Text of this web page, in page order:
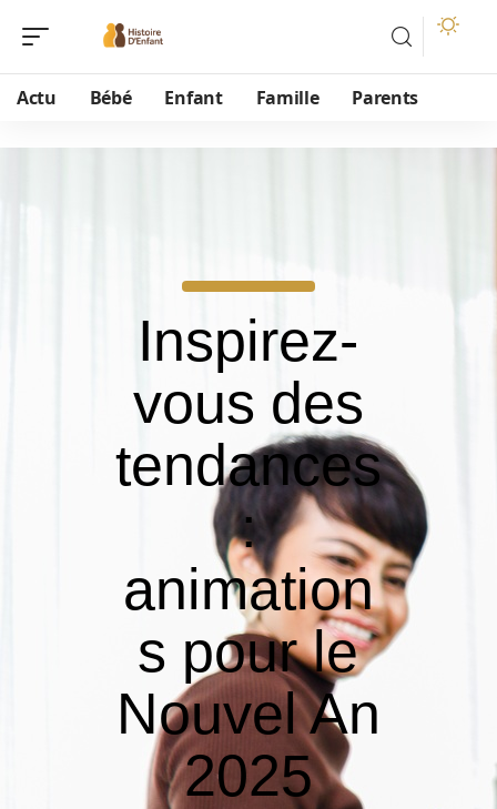
Actu Bébé Enfant Famille Parents
Inspirez-
vous des
tendances
:
animation
s pour le
Nouvel An
2025